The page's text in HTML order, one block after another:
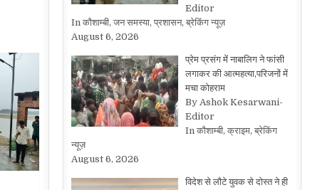
Editor
In कौशाम्बी, जन समस्या, प्रशासन, ब्रेकिंग न्यूज़
August 6, 2026
प्रेम प्रसंग में नाबालिग ने फांसी
लगाकर की आत्महत्या,परिजनों में
मचा कोहराम
By Ashok Kesarwani-
Editor
In कौशाम्बी, क्राइम, ब्रेकिंग
न्यूज़
August 6, 2026
विदेश से लौटे युवक से दोस्त ने ही